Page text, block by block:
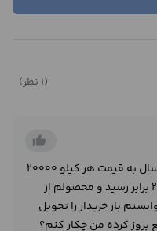
(1 نظر)
thumb_up_alt
سلام سه تن بار پیش فروش کردم پارسال به قیمت هر کیلو ۲۰۰۰۰
هزار تومان ولی امسال قیمت به بالای ۲ برابر رسید و محصولم از
بار خریدار را تحویل
کرده من چکار کنم؟